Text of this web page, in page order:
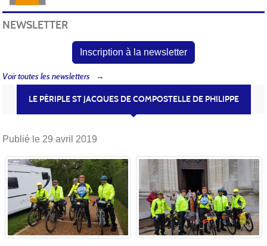
LE PÉRIPLE ST JACQUES DE COMPOSTELLE DE PHILIPPE
Publié le 29 avril 2019
NEWSLETTER
Inscription à la newsletter
Voir toutes les newsletters